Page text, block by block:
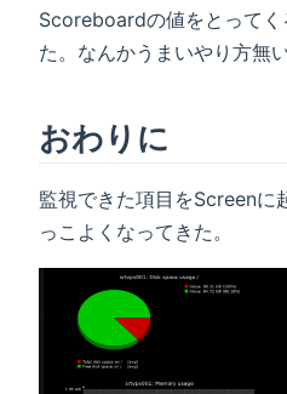
Scoreboardの値をとって
た。なんかうまいやり方無
おわりに
監視できた項目をScreenに
っこよくなってきた。